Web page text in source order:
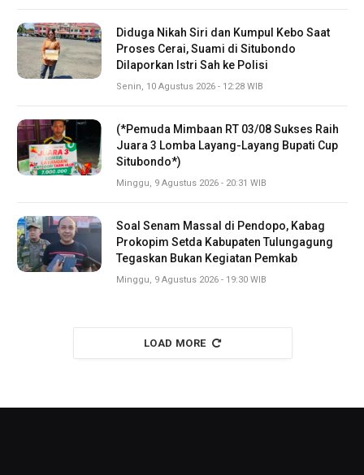
Diduga Nikah Siri dan Kumpul Kebo Saat
Proses Cerai, Suami di Situbondo
Dilaporkan Istri Sah ke Polisi
Senin, 10 Agustus 2026 - 12:28 WIB
(*Pemuda Mimbaan RT 03/08 Sukses Raih
Juara 3 Lomba Layang-Layang Bupati Cup
Situbondo*)
Minggu, 9 Agustus 2026 - 20:31 WIB
Soal Senam Massal di Pendopo, Kabag
Prokopim Setda Kabupaten Tulungagung
Tegaskan Bukan Kegiatan Pemkab
Minggu, 9 Agustus 2026 - 19:30 WIB
LOAD MORE